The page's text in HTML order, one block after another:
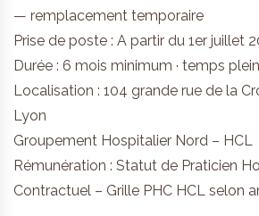
— remplacement temporaire
Prise de poste : A partir du 1er juillet
Durée : 6 mois minimum · temps
Localisation : 104 grande rue de la
Lyon
Groupement Hospitalier Nord – HCL
Rémunération : Statut de Praticien
Contractuel – Grille PHC HCL selon